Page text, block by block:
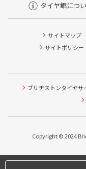
タイヤ館につ
サイトマップ
サイトポリシー
ブリヂストンタイヤサ
Copyright © 2024
ピット作業の予約